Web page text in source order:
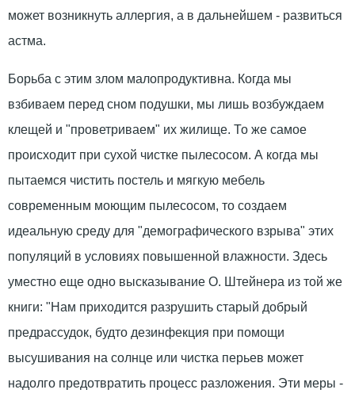
может возникнуть аллергия, а в дальнейшем - развиться
астма.
Борьба с этим злом малопродуктивна. Когда мы
взбиваем перед сном подушки, мы лишь возбуждаем
клещей и "проветриваем" их жилище. То же самое
происходит при сухой чистке пылесосом. А когда мы
пытаемся чистить постель и мягкую мебель
современным моющим пылесосом, то создаем
идеальную среду для "демографического взрыва" этих
популяций в условиях повышенной влажности. Здесь
уместно еще одно высказывание О. Штейнера из той же
книги: "Нам приходится разрушить старый добрый
предрассудок, будто дезинфекция при помощи
высушивания на солнце или чистка перьев может
надолго предотвратить процесс разложения. Эти меры -